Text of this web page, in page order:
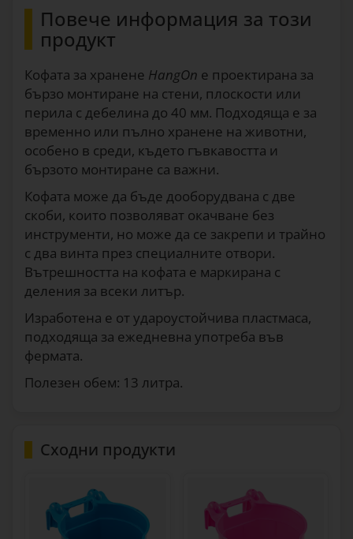
Повече информация за този
продукт
Кофата за хранене HangOn е проектирана за
бързо монтиране на стени, плоскости или
перила с дебелина до 40 мм. Подходяща е за
временно или пълно хранене на животни,
особено в среди, където гъвкавостта и
бързото монтиране са важни.
Кофата може да бъде дооборудвана с две
скоби, които позволяват окачване без
инструменти, но може да се закрепи и трайно
с два винта през специалните отвори.
Вътрешността на кофата е маркирана с
деления за всеки литър.
Изработена е от удароустойчива пластмаса,
подходяща за ежедневна употреба във
фермата.
Полезен обем: 13 литра.
Сходни продукти